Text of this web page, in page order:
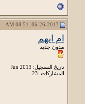
ام ايهم
مدون جديد
تاريخ التسجيل: Jun 2013
المشاركات: 23